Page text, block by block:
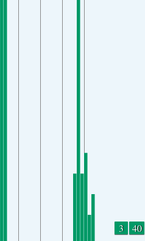
3 40